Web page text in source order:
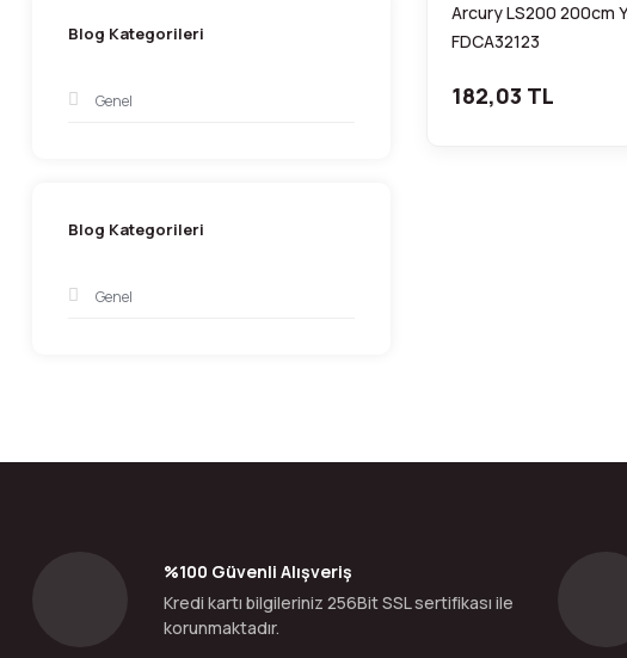
Blog Kategorileri
Genel
Blog Kategorileri
Genel
Arcury LS200 200cm
FDCA32123
182,03 TL
%100 Güvenli Alışveriş
Kredi kartı bilgileriniz 256Bit SSL sertifikası ile
korunmaktadır.